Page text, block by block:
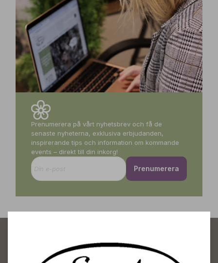
Prenumerera på vårt nyhetsbrev och få de
senaste nyheterna, exklusiva erbjudanden,
inspirerande tips och information om kommande
events – direkt till din inkorg!
Prenumerera